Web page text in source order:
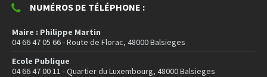
NUMÉROS DE TÉLÉPHONE :
Maire : Philippe Martin
04 66 47 05 66 - Route de Florac, 48000 Balsieges
Ecole Publique
04 66 47 00 11 - Quartier du Luxembourg, 48000 Balsieges